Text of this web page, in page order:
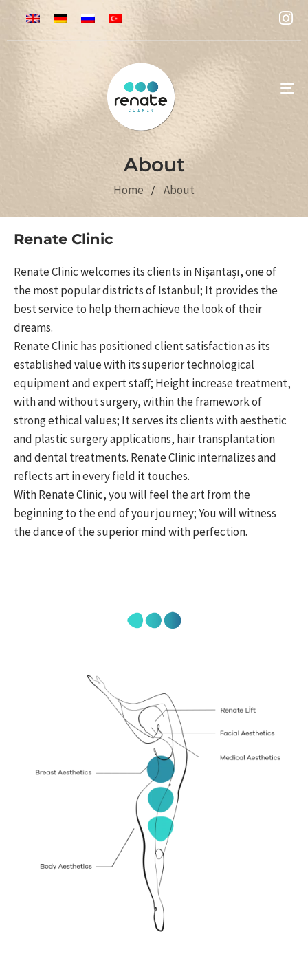
About
Home About
Renate Clinic
Renate Clinic welcomes its clients in Nişantaşı, one of
the most popular districts of Istanbul; It provides the
best service to help them achieve the look of their
dreams.
Renate Clinic has positioned client satisfaction as its
established value with its superior technological
equipment and expert staff; Height increase treatment,
with and without surgery, within the framework of
strong ethical values; It serves its clients with aesthetic
and plastic surgery applications, hair transplantation
and dental treatments. Renate Clinic internalizes and
reflects art in every field it touches.
With Renate Clinic, you will feel the art from the
beginning to the end of your journey; You will witness
the dance of the superior mind with perfection.